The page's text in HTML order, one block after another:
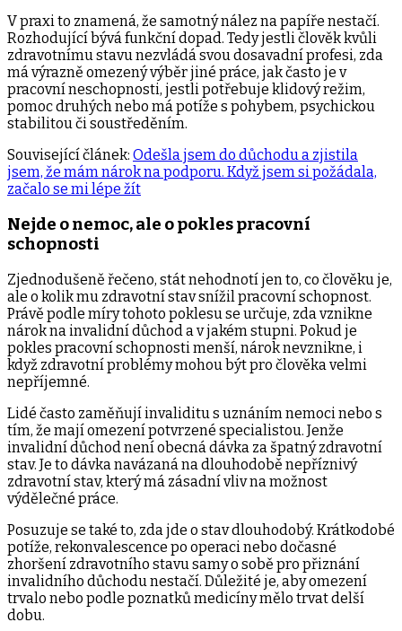
V praxi to znamená, že samotný nález na papíře nestačí.
Rozhodující bývá funkční dopad. Tedy jestli člověk kvůli
zdravotnímu stavu nezvládá svou dosavadní profesi, zda
má výrazně omezený výběr jiné práce, jak často je v
pracovní neschopnosti, jestli potřebuje klidový režim,
pomoc druhých nebo má potíže s pohybem, psychickou
stabilitou či soustředěním.
Související článek: Odešla jsem do důchodu a zjistila
jsem, že mám nárok na podporu. Když jsem si požádala,
začalo se mi lépe žít
Nejde o nemoc, ale o pokles pracovní
schopnosti
Zjednodušeně řečeno, stát nehodnotí jen to, co člověku je,
ale o kolik mu zdravotní stav snížil pracovní schopnost.
Právě podle míry tohoto poklesu se určuje, zda vznikne
nárok na invalidní důchod a v jakém stupni. Pokud je
pokles pracovní schopnosti menší, nárok nevznikne, i
když zdravotní problémy mohou být pro člověka velmi
nepříjemné.
Lidé často zaměňují invaliditu s uznáním nemoci nebo s
tím, že mají omezení potvrzené specialistou. Jenže
invalidní důchod není obecná dávka za špatný zdravotní
stav. Je to dávka navázaná na dlouhodobě nepříznivý
zdravotní stav, který má zásadní vliv na možnost
výdělečné práce.
Posuzuje se také to, zda jde o stav dlouhodobý. Krátkodobé
potíže, rekonvalescence po operaci nebo dočasné
zhoršení zdravotního stavu samy o sobě pro přiznání
invalidního důchodu nestačí. Důležité je, aby omezení
trvalo nebo podle poznatků medicíny mělo trvat delší
dobu.